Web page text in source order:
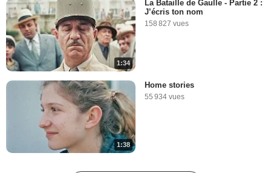
1:34
La Bataille de Gaulle - Partie 2 :
J’écris ton nom
158 827 vues
1:38
Home stories
55 934 vues